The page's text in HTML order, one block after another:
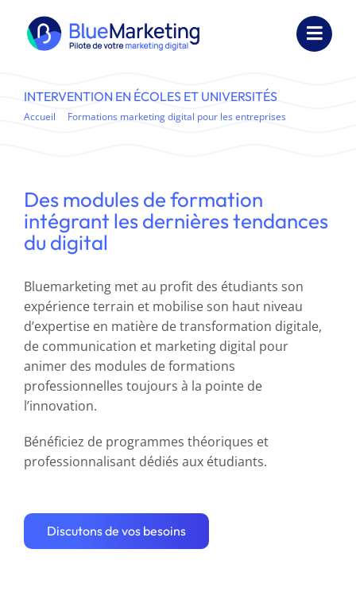
contenu
Réalisations
Ressources
Société
Nous contacter
INTERVENTION EN ÉCOLES ET UNIVERSITÉS
Accueil
Formations marketing digital pour les entreprises
Des modules de formation
intégrant les dernières tendances
du digital
Bluemarketing met au profit des étudiants son
expérience terrain et mobilise son haut niveau
d’expertise en matière de transformation digitale,
de communication et marketing digital pour
animer des modules de formations
professionnelles toujours à la pointe de
l’innovation.
Bénéficiez de programmes théoriques et
professionnalisant dédiés aux étudiants.
Discutons de vos besoins